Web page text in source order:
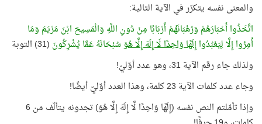
والمعنى نفسه يتكرّر في الآية التالية:
اتَّخَذُوا أَحْبَارَهُمْ وَرُهْبَانَهُمْ أَرْبَابًا مِنْ دُونِ اللَّهِ وَالْمَسِيحَ ابْنَ مَرْيَمَ وَمَا
أُمِرُوا إِلَّا لِيَعْبُدُواإِلَهًا وَاحِدًا لَا إِلَهَ إِلَّا هُوَسُبْحَانَهُ عَمَّا يُشْرِكُونَ (31) التوبة
ولذلك جاء رقم الآية 31، وهو عدد أوّليّ!
وجاء عدد كلمات الآية 23 كلمة، وهذا العدد أوّليّ أيضًا!
وإذا تأمّلتم النص نفسه (إِلَهًا وَاحِدًا لَّا إِلَهَ إِلَّا هُوَ) تجدونه يتألّف من 6